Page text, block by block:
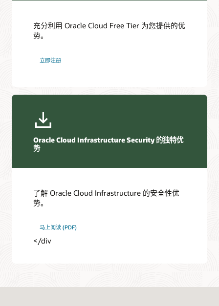
充分利用 Oracle Cloud Free Tier 为您提供的优
势。
立即注册
Oracle Cloud Infrastructure Security 的独特优
势
了解 Oracle Cloud Infrastructure 的安全性优
势。
马上阅读 (PDF)
</div